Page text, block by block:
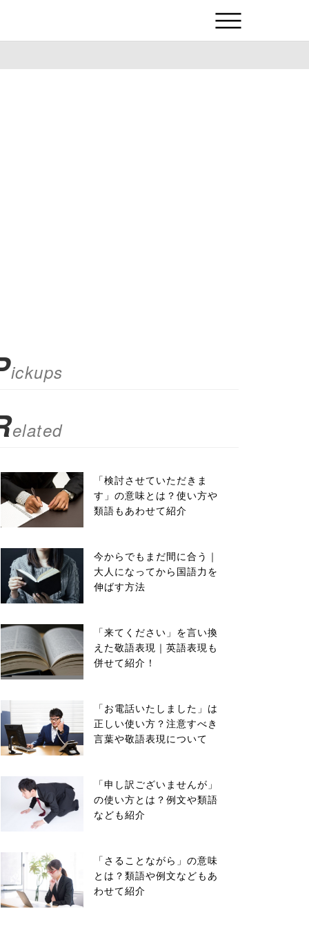
ickups
elated
「検討させていただきま
す」の意味とは？使い方や
類語もあわせて紹介
今からでもまだ間に合う｜
大人になってから国語力を
伸ばす方法
「来てください」を言い換
えた敬語表現｜英語表現も
併せて紹介！
「お電話いたしました」は
正しい使い方？注意すべき
言葉や敬語表現について
「申し訳ございませんが」
の使い方とは？例文や類語
なども紹介
「さることながら」の意味
とは？類語や例文などもあ
わせて紹介